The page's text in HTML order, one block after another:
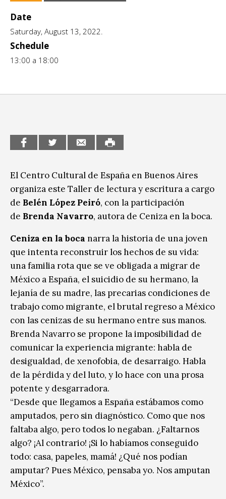
CCE en el interior/libros
Espacio itinerante de lectura infantil
Exposiciones
Formación
Género y Diversidad
Medio Ambiente
Música
Sin categoría
Date
Saturday, August 13, 2022.
Schedule
13:00 a 18:00
El Centro Cultural de España en Buenos Aires
organiza este Taller de lectura y escritura a cargo
de Belén López Peiró, con la participación
de Brenda Navarro, autora de Ceniza en la boca.
Ceniza en la boca narra la historia de una joven
que intenta reconstruir los hechos de su vida:
una familia rota que se ve obligada a migrar de
México a España, el suicidio de su hermano, la
lejanía de su madre, las precarias condiciones de
trabajo como migrante, el brutal regreso a México
con las cenizas de su hermano entre sus manos.
Brenda Navarro se propone la imposibilidad de
comunicar la experiencia migrante: habla de
desigualdad, de xenofobia, de desarraigo. Habla
de la pérdida y del luto, y lo hace con una prosa
potente y desgarradora.
“Desde que llegamos a España estábamos como
amputados, pero sin diagnóstico. Como que nos
faltaba algo, pero todos lo negaban. ¿Faltarnos
algo? ¡Al contrario! ¡Si lo habíamos conseguido
todo: casa, papeles, mamá! ¿Qué nos podían
amputar? Pues México, pensaba yo. Nos amputan
México”.